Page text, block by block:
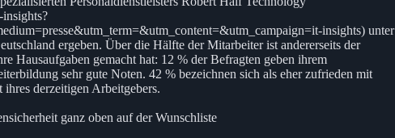
insights) unter
ergeben. Über die Hälfte der Mitarbeiter ist andererseits der
Hausaufgaben gemacht hat: 12 % der Befragten geben ihrem
sehr gute Noten. 42 % bezeichnen sich als eher zufrieden mit
derzeitigen Arbeitgebers.
ganz oben auf der Wunschliste